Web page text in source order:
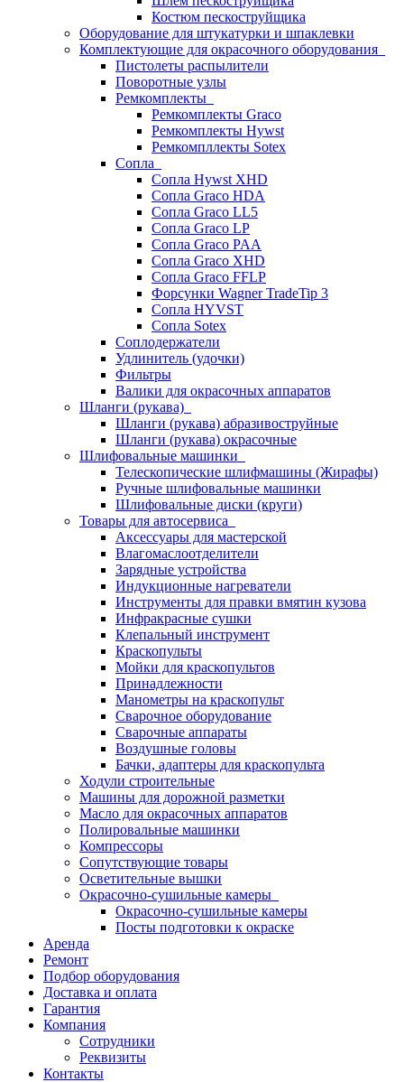
Костюм пескоструйщика
Оборудование для штукатурки и шпаклевки
Комплектующие для окрасочного оборудования
Пистолеты распылители
Поворотные узлы
Ремкомплекты
Ремкомплекты Graco
Ремкомплекты Hywst
Ремкомпллекты Sotex
Сопла
Сопла Hywst XHD
Сопла Graco HDA
Сопла Graco LL5
Сопла Graco LP
Сопла Graco PAA
Сопла Graco XHD
Сопла Graco FFLP
Форсунки Wagner TradeTip 3
Сопла HYVST
Сопла Sotex
Соплодержатели
Удлинитель (удочки)
Фильтры
Валики для окрасочных аппаратов
Шланги (рукава)
Шланги (рукава) абразивоструйные
Шланги (рукава) окрасочные
Шлифовальные машинки
Телескопические шлифмашины (Жирафы)
Ручные шлифовальные машинки
Шлифовальные диски (круги)
Товары для автосервиса
Аксессуары для мастерской
Влагомаслоотделители
Зарядные устройства
Индукционные нагреватели
Инструменты для правки вмятин кузова
Инфракрасные сушки
Клепальный инструмент
Краскопульты
Мойки для краскопультов
Принадлежности
Манометры на краскопульт
Сварочное оборудование
Сварочные аппараты
Воздушные головы
Бачки, адаптеры для краскопульта
Ходули строительные
Машины для дорожной разметки
Масло для окрасочных аппаратов
Полировальные машинки
Компрессоры
Сопутствующие товары
Осветительные вышки
Окрасочно-сушильные камеры
Окрасочно-сушильные камеры
Посты подготовки к окраске
Аренда
Ремонт
Подбор оборудования
Доставка и оплата
Гарантия
Компания
Сотрудники
Реквизиты
Контакты